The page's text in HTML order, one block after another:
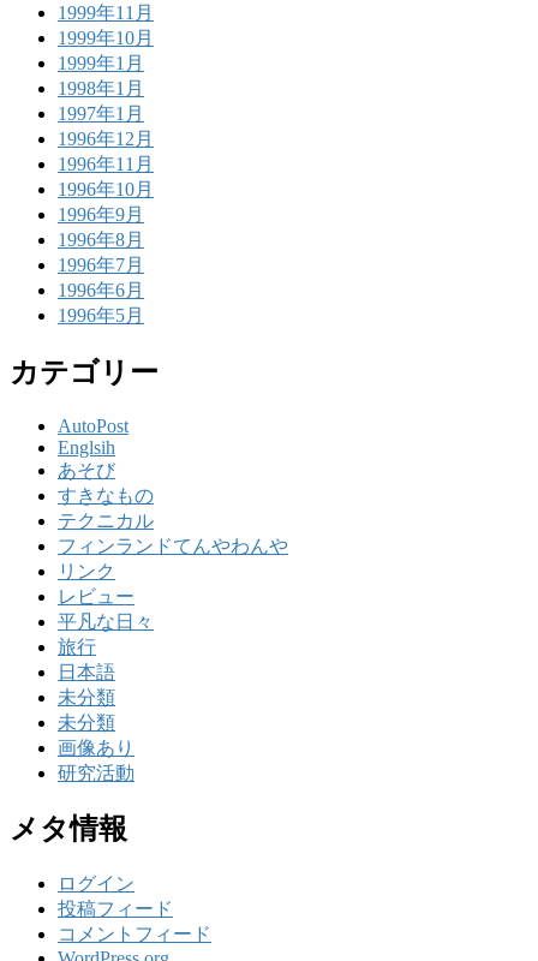
1999年11月
1999年10月
1999年1月
1998年1月
1997年1月
1996年12月
1996年11月
1996年10月
1996年9月
1996年8月
1996年7月
1996年6月
1996年5月
カテゴリー
AutoPost
Englsih
あそび
すきなもの
テクニカル
フィンランドてんやわんや
リンク
レビュー
平凡な日々
旅行
日本語
未分類
未分類
画像あり
研究活動
メタ情報
ログイン
投稿フィード
コメントフィード